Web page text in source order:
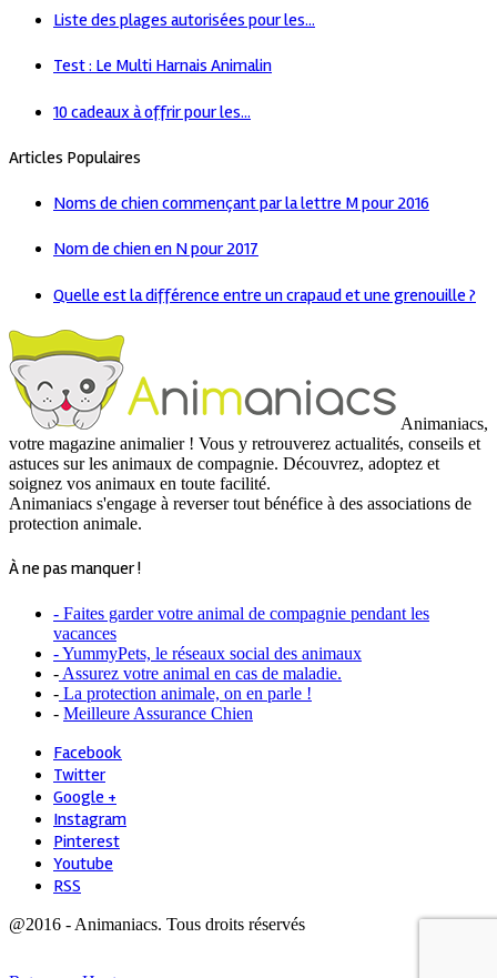
Liste des plages autorisées pour les...
Test : Le Multi Harnais Animalin
10 cadeaux à offrir pour les...
Articles Populaires
Noms de chien commençant par la lettre M pour 2016
Nom de chien en N pour 2017
Quelle est la différence entre un crapaud et une grenouille ?
Animaniacs,
votre magazine animalier ! Vous y retrouverez actualités, conseils et
astuces sur les animaux de compagnie. Découvrez, adoptez et
soignez vos animaux en toute facilité.
Animaniacs s'engage à reverser tout bénéfice à des associations de
protection animale.
À ne pas manquer !
- Faites garder votre animal de compagnie pendant les
vacances
- YummyPets, le réseaux social des animaux
- Assurez votre animal en cas de maladie.
- La protection animale, on en parle !
- Meilleure Assurance Chien
Facebook
Twitter
Google +
Instagram
Pinterest
Youtube
RSS
@2016 - Animaniacs. Tous droits réservés